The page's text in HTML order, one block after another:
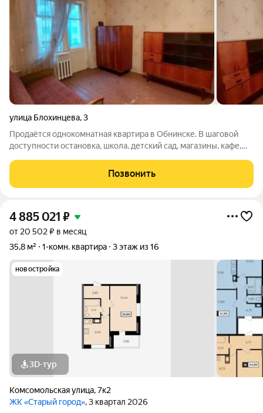
улица Блохинцева,3
Продаётся однокомнатная квартира в Обнинске. В шаговой
доступности остановка, школа, детский сад, магазины, кафе,
часть города без пробок и суеты, в тоже время со всей
инфраструктурой.
Позвонить
4 885 021 ₽
от 20 502 ₽ в месяц
35,8 м²
1-комн. квартира 3 этаж из 16
новостройка
3D-тур
Комсомольская улица,7к2
ЖК «Старый город», 3 квартал 2026